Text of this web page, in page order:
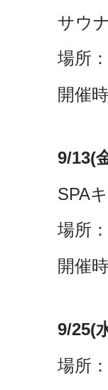
サウ
場所
開催
9/13(
SPA
場所
開催
9/
場所